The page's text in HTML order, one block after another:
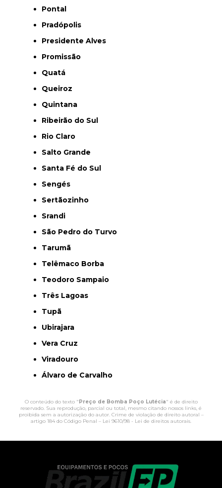
Pontal
Pradópolis
Presidente Alves
Promissão
Quatá
Queiroz
Quintana
Ribeirão do Sul
Rio Claro
Salto Grande
Santa Fé do Sul
Sengés
Sertãozinho
Srandi
São Pedro do Turvo
Tarumã
Telêmaco Borba
Teodoro Sampaio
Três Lagoas
Tupã
Ubirajara
Vera Cruz
Viradouro
Álvaro de Carvalho
O conteúdo do texto " Preço de Bomba Poço Lutécia" é de direito
reservado. Sua reprodução, parcial ou total, mesmo citando nossos links, é
proibida sem a autorização do autor. Crime de violação de direito autoral –
artigo 184 do Código Penal – Lei 9610/98 - Lei de direitos autorais.